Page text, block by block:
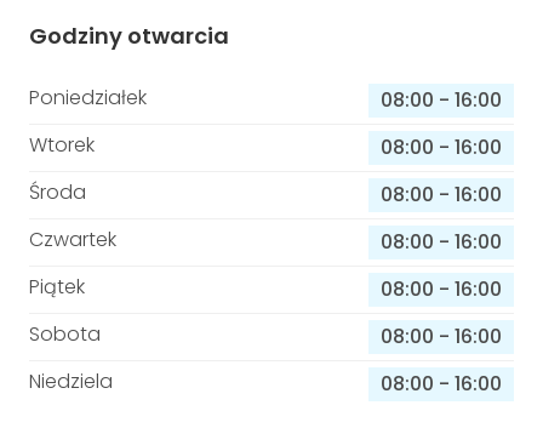
Godziny otwarcia
Poniedziałek 08:00 - 16:00
Wtorek
08:00 - 16:00
Środa
08:00 - 16:00
Czwartek
08:00 - 16:00
Piątek
08:00 - 16:00
Sobota
08:00 - 16:00
Niedziela
08:00 - 16:00